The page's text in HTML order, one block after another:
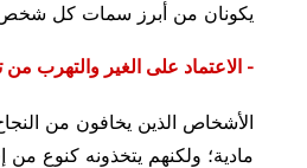
يكونان من أبرز سمات كل
- الاعتماد على الغير والتهرب
الأشخاص الذين يخافون من
مادية؛ ولكنهم يتخذونه كنوع من